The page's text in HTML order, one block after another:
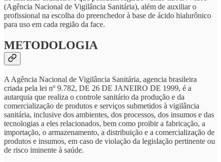
(Agência Nacional de Vigilância Sanitária), além de auxiliar o
profissional na escolha do preenchedor à base de ácido hialurônico
para uso em cada região da face.
METODOLOGIA
A Agência Nacional de Vigilância Sanitária, agencia brasileira
criada pela lei nº 9.782, DE 26 DE JANEIRO DE 1999, é a
autarquia que realiza o controle sanitário da produção e da
comercialização de produtos e serviços submetidos à vigilância
sanitária, inclusive dos ambientes, dos processos, dos insumos e das
tecnologias a eles relacionados, bem como proibir a fabricação, a
importação, o armazenamento, a distribuição e a comercialização de
produtos e insumos, em caso de violação da legislação pertinente ou
de risco iminente à saúde.